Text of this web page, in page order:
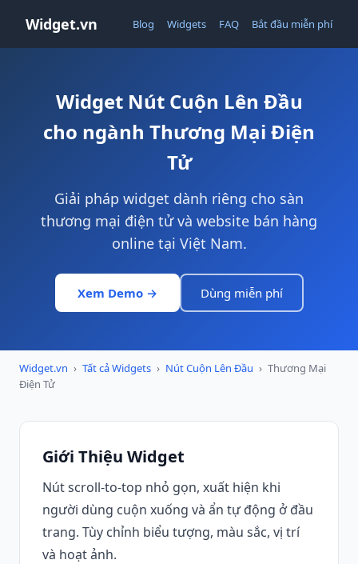
Widget.vn Blog Widgets FAQ Bắt đầu miễn phí
Widget Nút Cuộn Lên Đầu
cho ngành Thương Mại Điện
Tử
Giải pháp widget dành riêng cho sàn
thương mại điện tử và website bán hàng
online tại Việt Nam.
Xem Demo → Dùng miễn phí
Widget.vn › Tất cả Widgets › Nút Cuộn Lên Đầu › Thương Mại
Điện Tử
Giới Thiệu Widget
Nút scroll-to-top nhỏ gọn, xuất hiện khi
người dùng cuộn xuống và ẩn tự động ở đầu
trang. Tùy chỉnh biểu tượng, màu sắc, vị trí
và hoạt ảnh.